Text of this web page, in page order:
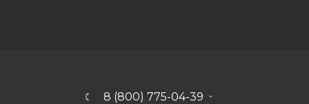
8 (800) 775-04-39